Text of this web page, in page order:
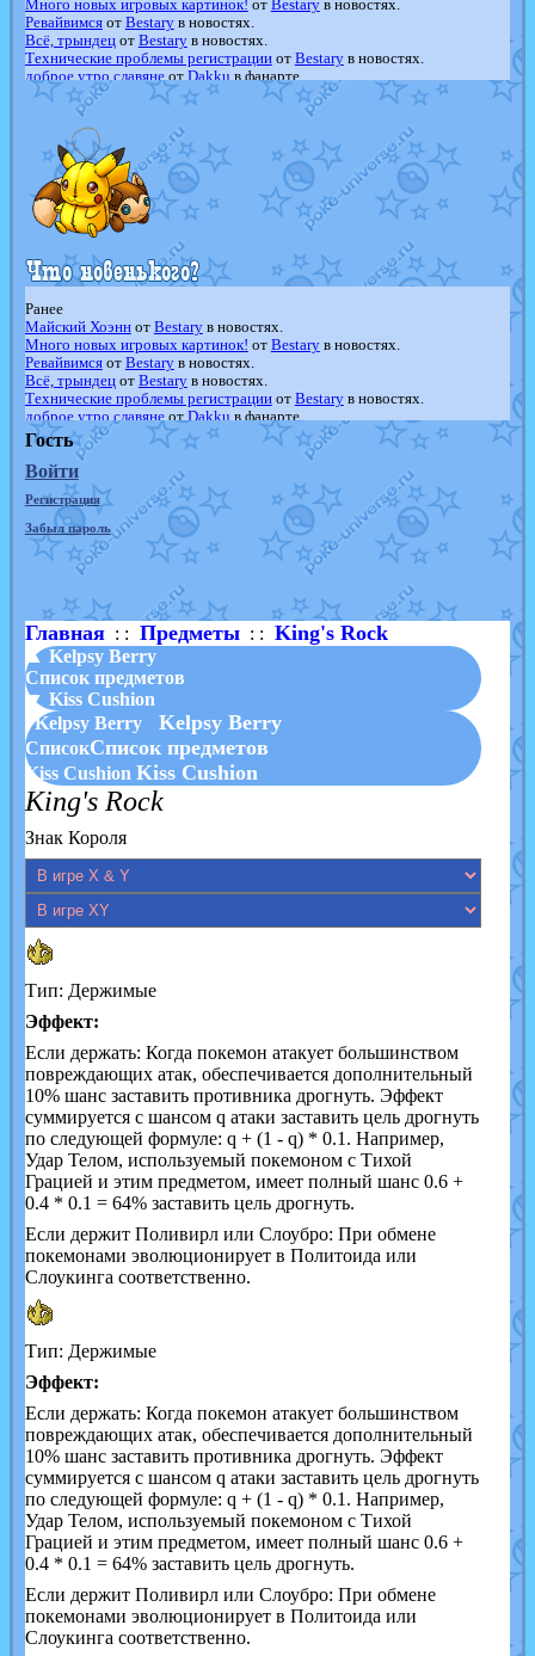
Много новых игровых картинок! от Bestaryв новостях.
Ревайвимсяот Bestaryв новостях.
Всё, трындецот Bestaryв новостях.
Технические проблемы регистрацииот Bestaryв новостях.
доброе утро славянеот Dakku в фанарте.
Йолда и Мимикью отMavisNyanCatв фанарте.
Недовольный котомангуст
в фанарте.
The Dark Wishmaker
отRandomon
шадоу спиритомб
отilovearceus
в фанарте.
траббишотilovearceusв фанарте.
Raging BoltотGraceDaFox
в фанарте.
Shadow mismagiusотJOK_julia
в фанарте.
художникотvicavicaв фанарте.
Ранее
Майский Хоэннот Bestaryв новостях.
Много новых игровых картинок! от Bestaryв новостях.
Ревайвимсяот Bestaryв новостях.
Всё, трындецот Bestaryв новостях.
Технические проблемы регистрацииот Bestaryв новостях.
доброе утро славянеот Dakku в фанарте.
Йолда и МимикьюотMavisNyanCatв фанарте.
Недовольный котомангуст
в фанарте.
The Dark Wishmaker
отRandomon
шадоу спиритомб
отilovearceus
в фанарте.
траббишотilovearceusв фанарте.
Raging BoltотGraceDaFox
Shadow mismagiusотJOK_julia
в фанарте.
художникот vicavicaв фанарте.
Гость
Войти
Регистрация
Забыл пароль
Главная: : Предметы: : King's Rock
▲ Kelpsy Berry
Список предметов
▼ Kiss Cushion
Kelpsy Berry
Kelpsy Berry
СписокСписок предметов
Kiss Cushion Kiss Cushion
King's Rock
Знак Короля
Тип: Держимые
Эффект:
Если держать: Когда покемон атакует большинством
повреждающих атак, обеспечивается дополнительный
10% шанс заставить противника дрогнуть. Эффект
суммируется с шансом q атаки заставить цель дрогнуть
по следующей формуле: q + (1 - q) * 0.1. Например,
Удар Телом, используемый покемоном с Тихой
Грацией и этим предметом, имеет полный шанс 0.6 +
0.4 * 0.1 = 64% заставить цель дрогнуть.
Если держит Поливирл или Слоубро: При обмене
покемонами эволюционирует в Политоида или
Слоукинга соответственно.
Тип: Держимые
Эффект:
Если держать: Когда покемон атакует большинством
повреждающих атак, обеспечивается дополнительный
10% шанс заставить противника дрогнуть. Эффект
суммируется с шансом q атаки заставить цель дрогнуть
по следующей формуле: q + (1 - q) * 0.1. Например,
Удар Телом, используемый покемоном с Тихой
Грацией и этим предметом, имеет полный шанс 0.6 +
0.4 * 0.1 = 64% заставить цель дрогнуть.
Если держит Поливирл или Слоубро: При обмене
покемонами эволюционирует в Политоида или
Слоукинга соответственно.